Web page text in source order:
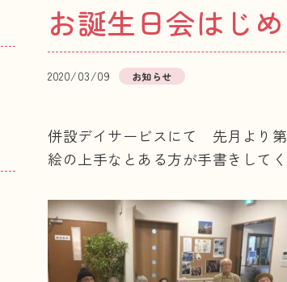
お誕生日会はじ
2020/03/09 お知らせ
併設デイサービスにて 先月より
絵の上手なとある方が手書きして